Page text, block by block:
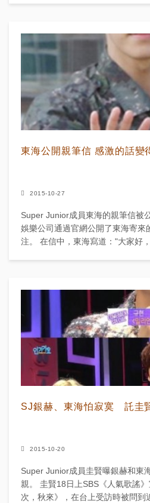
東海公開親筆信 感激的話變
2015-10-27
Super Junior成員東海的親筆信被
娛樂公司通過官網公開了東海寄來
注。 在信中，東海寫道："大家好
SJ銀赫、東海怕寂寞 託圭
2015-10-20
Super Junior成員圭賢曝銀赫和東
親。 圭賢18日上SBS《人氣歌謠
次，秋來》，在台上受訪時被問到